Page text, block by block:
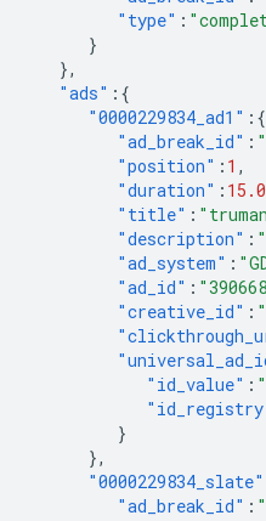
"type" :
}
},
"ads" :{
"0000229834_ad1" :{
"ad_break_id" :
"position" : 1 ,
"duration" :
"title" :
"description" :
"ad_system" :
"ad_id" :
"creative_id" :
"id_value" :
}
},
"0000229834_slate"
"ad_break_id" :